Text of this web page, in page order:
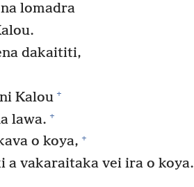
na lomadra
dakaititi,
Kalou +
lawa. +
o koya, +
a vakaraitaka vei ira o koya.